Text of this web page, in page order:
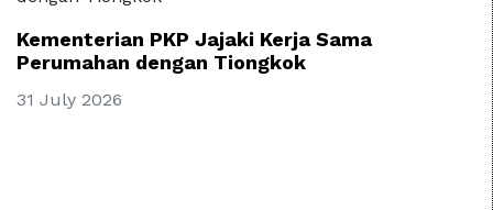
Kementerian PKP Jajaki Kerja Sama
Perumahan dengan Tiongkok
31 July 2026